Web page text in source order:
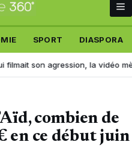
SPORT DIASPORA
agression, la vidéo mène à
combien de
en ce début juin